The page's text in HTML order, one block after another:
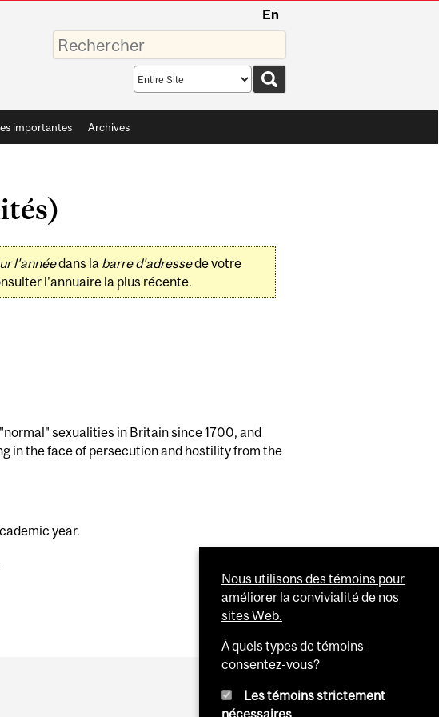
En
Saisissez
vos
mots-
Search
scope
importantes Archives
l'annéedans la barre d'adressede votre
l'annuaire la plus récente.
sexualities in Britain since 1700, and
in the face of persecution and hostility from the
year.
Nous utilisons des témoins pour
améliorer la convivialité de nos
sites Web.
À quels types de témoins
consentez-vous?
Les témoins strictement
nécessaires